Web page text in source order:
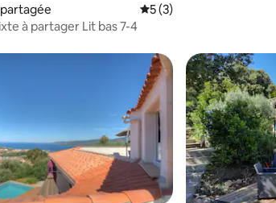
Évaluation moyenne sur
5 (3)
à partager Lit bas 7-4